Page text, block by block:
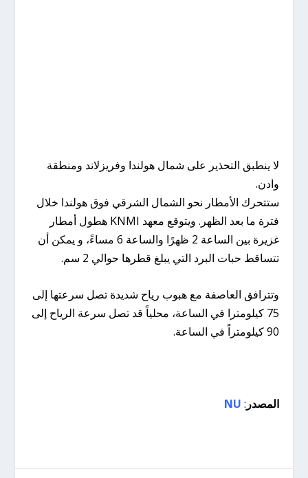
لا ينطبق التحذير على شمال هولندا وفريزلاند ومنطقة
وادن.
ستتحرك الأمطار نحو الشمال الشرقي فوق هولندا خلال
فترة ما بعد الظهر. ويتوقع معهد KNMI هطول أمطار
غزيرة بين الساعة 2 ظهرًا والساعة 6 مساءً، و يمكن أن
تتساقط حبات البرد التي يبلغ قطرها حوالي 2 سم.
وتترافق العاصفة مع هبوب رياح شديدة تصل سرعتها إلى
75 كيلومترا في الساعة، محلياً قد تصل سرعة الرياح إلى
90 كيلومتراً في الساعة.
المصدر :
NU